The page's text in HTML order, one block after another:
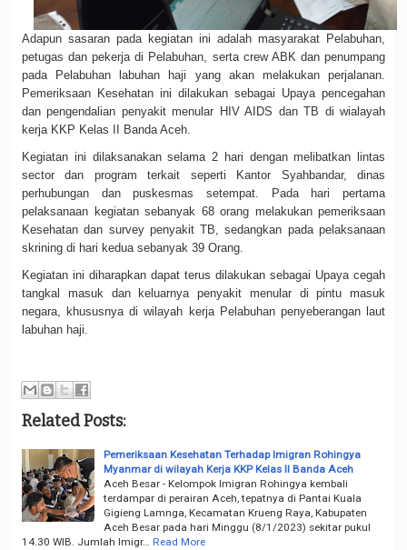
Adapun sasaran pada kegiatan ini adalah masyarakat Pelabuhan,
petugas dan pekerja di Pelabuhan, serta crew ABK dan penumpang
pada Pelabuhan labuhan haji yang akan melakukan perjalanan.
Pemeriksaan Kesehatan ini dilakukan sebagai Upaya pencegahan
dan pengendalian penyakit menular HIV AIDS dan TB di wialayah
kerja KKP Kelas II Banda Aceh.
Kegiatan ini dilaksanakan selama 2 hari dengan melibatkan lintas
sector dan program terkait seperti Kantor Syahbandar, dinas
perhubungan dan puskesmas setempat. Pada hari pertama
pelaksanaan kegiatan sebanyak 68 orang melakukan pemeriksaan
Kesehatan dan survey penyakit TB, sedangkan pada pelaksanaan
skrining di hari kedua sebanyak 39 Orang.
Kegiatan ini diharapkan dapat terus dilakukan sebagai Upaya cegah
tangkal masuk dan keluarnya penyakit menular di pintu masuk
negara, khususnya di wilayah kerja Pelabuhan penyeberangan laut
labuhan haji.
Related Posts:
Pemeriksaan Kesehatan Terhadap Imigran Rohingya
Myanmar di wilayah Kerja KKP Kelas II Banda Aceh
Aceh Besar - Kelompok Imigran Rohingya kembali
terdampar di perairan Aceh, tepatnya di Pantai Kuala
Gigieng Lamnga, Kecamatan Krueng Raya, Kabupaten
Aceh Besar pada hari Minggu (8/1/2023) sekitar pukul
14.30 WIB. Jumlah Imigr… Read More